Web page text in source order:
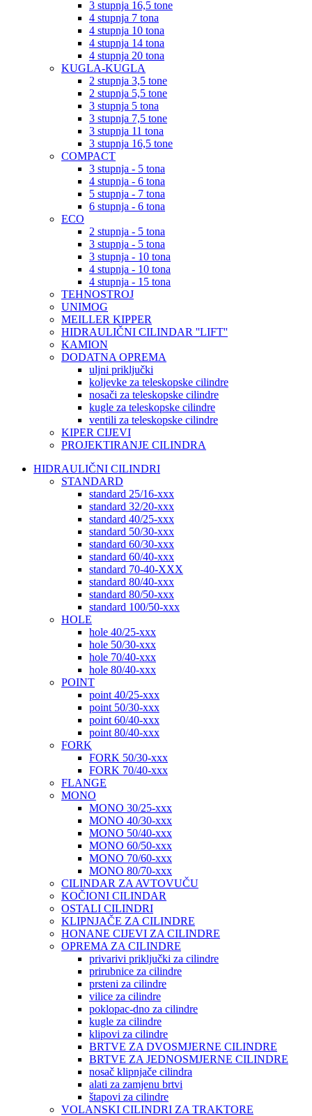
3 stupnja 16,5 tone
4 stupnja 7 tona
4 stupnja 10 tona
4 stupnja 14 tona
4 stupnja 20 tona
KUGLA-KUGLA
2 stupnja 3,5 tone
2 stupnja 5,5 tone
3 stupnja 5 tona
3 stupnja 7,5 tone
3 stupnja 11 tona
3 stupnja 16,5 tone
COMPACT
3 stupnja - 5 tona
4 stupnja - 6 tona
5 stupnja - 7 tona
6 stupnja - 6 tona
ECO
2 stupnja - 5 tona
3 stupnja - 5 tona
3 stupnja - 10 tona
4 stupnja - 10 tona
4 stupnja - 15 tona
TEHNOSTROJ
UNIMOG
MEILLER KIPPER
HIDRAULIČNI CILINDAR ''LIFT''
KAMION
DODATNA OPREMA
uljni priključki
koljevke za teleskopske cilindre
nosači za teleskopske cilindre
kugle za teleskopske cilindre
ventili za teleskopske cilindre
KIPER CIJEVI
PROJEKTIRANJE CILINDRA
HIDRAULIČNI CILINDRI
STANDARD
standard 25/16-xxx
standard 32/20-xxx
standard 40/25-xxx
standard 50/30-xxx
standard 60/30-xxx
standard 60/40-xxx
standard 70-40-XXX
standard 80/40-xxx
standard 80/50-xxx
standard 100/50-xxx
HOLE
hole 40/25-xxx
hole 50/30-xxx
hole 70/40-xxx
hole 80/40-xxx
POINT
point 40/25-xxx
point 50/30-xxx
point 60/40-xxx
point 80/40-xxx
FORK
FORK 50/30-xxx
FORK 70/40-xxx
FLANGE
MONO
MONO 30/25-xxx
MONO 40/30-xxx
MONO 50/40-xxx
MONO 60/50-xxx
MONO 70/60-xxx
MONO 80/70-xxx
CILINDAR ZA AVTOVUČU
KOČIONI CILINDAR
OSTALI CILINDRI
KLIPNJAČE ZA CILINDRE
HONANE CIJEVI ZA CILINDRE
OPREMA ZA CILINDRE
privarivi priključki za cilindre
prirubnice za cilindre
prsteni za cilindre
vilice za cilindre
poklopac-dno za cilindre
kugle za cilindre
klipovi za cilindre
BRTVE ZA DVOSMJERNE CILINDRE
BRTVE ZA JEDNOSMJERNE CILINDRE
nosač klipnjače cilindra
alati za zamjenu brtvi
štapovi za cilindre
VOLANSKI CILINDRI ZA TRAKTORE